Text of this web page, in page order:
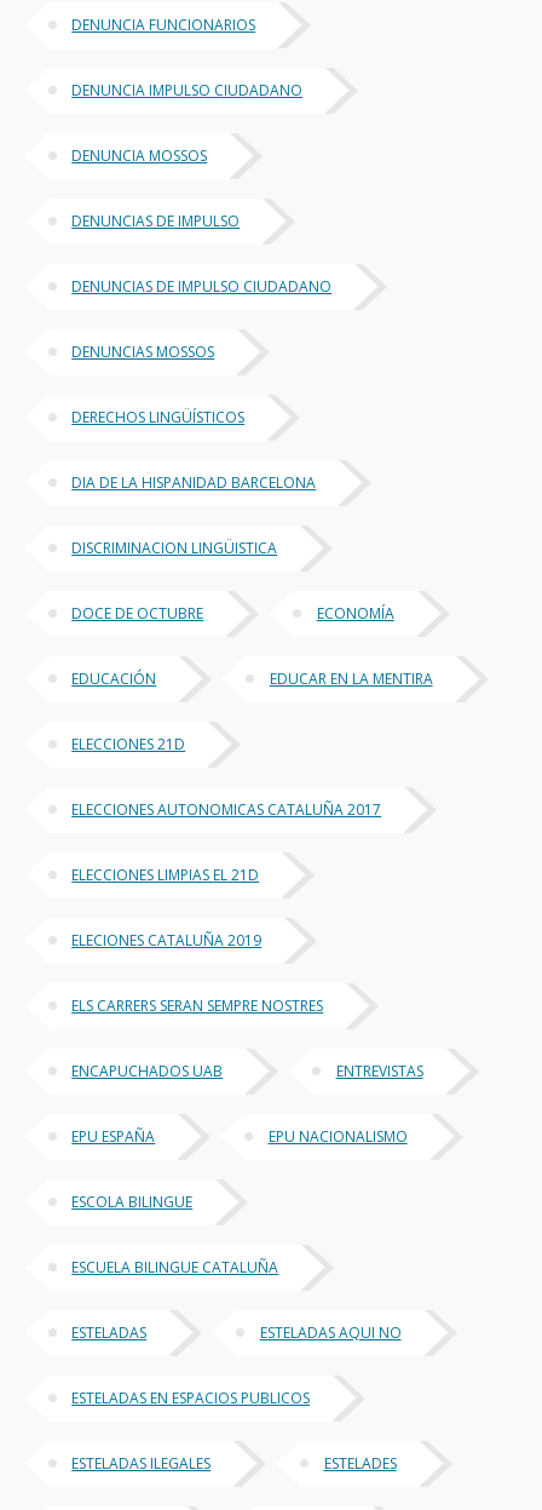
DENUNCIA FUNCIONARIOS
DENUNCIA IMPULSO CIUDADANO
DENUNCIA MOSSOS
DENUNCIAS DE IMPULSO
DENUNCIAS DE IMPULSO CIUDADANO
DENUNCIAS MOSSOS
DERECHOS LINGÜÍSTICOS
DIA DE LA HISPANIDAD BARCELONA
DISCRIMINACION LINGÜISTICA
DOCE DE OCTUBRE ECONOMÍA
EDUCACIÓN EDUCAR EN LA MENTIRA
ELECCIONES 21D
ELECCIONES AUTONOMICAS CATALUÑA 2017
ELECCIONES LIMPIAS EL 21D
ELECIONES CATALUÑA 2019
ELS CARRERS SERAN SEMPRE NOSTRES
ENCAPUCHADOS UAB ENTREVISTAS
EPU ESPAÑA EPU NACIONALISMO
ESCOLA BILINGUE
ESCUELA BILINGUE CATALUÑA
ESTELADAS ESTELADAS AQUI NO
ESTELADAS EN ESPACIOS PUBLICOS
ESTELADAS ILEGALES ESTELADES